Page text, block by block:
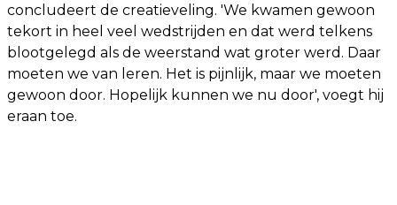
concludeert de creatieveling. 'We kwamen gewoon
tekort in heel veel wedstrijden en dat werd telkens
blootgelegd als de weerstand wat groter werd. Daar
moeten we van leren. Het is pijnlijk, maar we moeten
gewoon door. Hopelijk kunnen we nu door', voegt hij
eraan toe.